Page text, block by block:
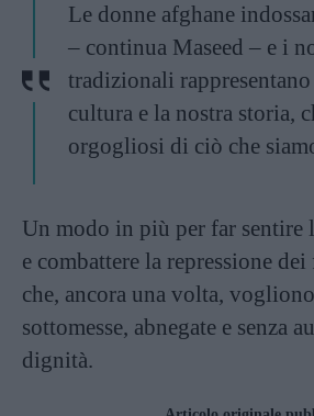
Le donne afghane
– continua Maseed – e i
tradizionali
cultura e la nostra storia,
orgogliosi di ciò che
Un modo in più per far sentire
e combattere la repressione
che, ancora una volta,
sottomesse, abnegate e senza
dignità.